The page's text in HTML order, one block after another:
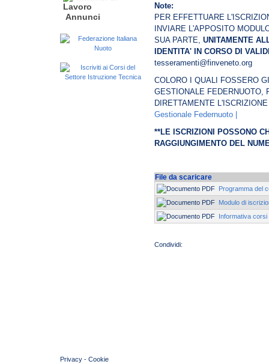
Annunci
Note:
PER EFFETTUARE
INVIARE L'APPOSITO
SUA PARTE, UNITAMENTE
IDENTITA' IN CORSO DI
tesseramenti@finveneto.org
COLORO I QUALI FOSSERO
GESTIONALE FEDERNUOTO,
DIRETTAMENTE
Gestionale Federnuoto |
**LE ISCRIZIONI POSSONO
RAGGIUNGIMENTO DEL
File da scaricare
Programma del
Modulo di
Informativa corsi
Privacy - Cookie